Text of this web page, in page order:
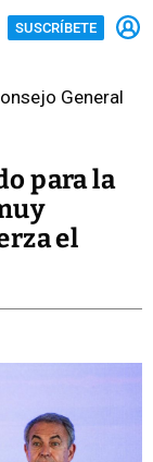
SUSCRÍBETE
General
para la
el